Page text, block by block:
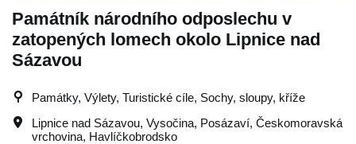
Památník národního odposlechu v
zatopených lomech okolo Lipnice nad
Sázavou
Památky, Výlety, Turistické cíle, Sochy, sloupy, kříže
Lipnice nad Sázavou, Vysočina, Posázaví, Českomoravská
vrchovina, Havlíčkobrodsko